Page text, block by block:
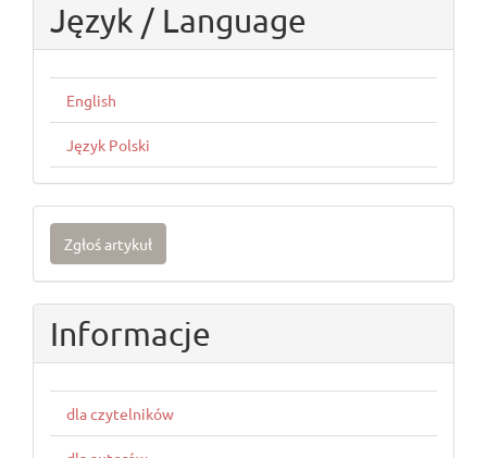
Język / Language
English
Język Polski
Zgłoś
artykuł
Zgłoś artykuł
Informacje
dla czytelników